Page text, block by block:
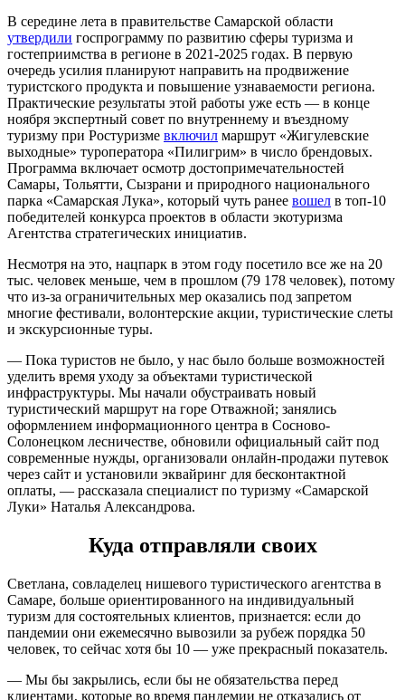
В середине лета в правительстве Самарской области
утвердили госпрограмму по развитию сферы туризма и
гостеприимства в регионе в 2021-2025 годах. В первую
очередь усилия планируют направить на продвижение
туристского продукта и повышение узнаваемости региона.
Практические результаты этой работы уже есть — в конце
ноября экспертный совет по внутреннему и въездному
туризму при Ростуризме включил маршрут «Жигулевские
выходные» туроператора «Пилигрим» в число брендовых.
Программа включает осмотр достопримечательностей
Самары, Тольятти, Сызрани и природного национального
парка «Самарская Лука», который чуть ранее вошел в топ-10
победителей конкурса проектов в области экотуризма
Агентства стратегических инициатив.
Несмотря на это, нацпарк в этом году посетило все же на 20
тыс. человек меньше, чем в прошлом (79 178 человек), потому
что из-за ограничительных мер оказались под запретом
многие фестивали, волонтерские акции, туристические слеты
и экскурсионные туры.
— Пока туристов не было, у нас было больше возможностей
уделить время уходу за объектами туристической
инфраструктуры. Мы начали обустраивать новый
туристический маршрут на горе Отважной; занялись
оформлением информационного центра в Сосново-
Солонецком лесничестве, обновили официальный сайт под
современные нужды, организовали онлайн-продажи путевок
через сайт и установили эквайринг для бесконтактной
оплаты, — рассказала специалист по туризму «Самарской
Луки» Наталья Александрова.
Куда отправляли своих
Светлана, совладелец нишевого туристического агентства в
Самаре, больше ориентированного на индивидуальный
туризм для состоятельных клиентов, признается: если до
пандемии они ежемесячно вывозили за рубеж порядка 50
человек, то сейчас хотя бы 10 — уже прекрасный показатель.
— Мы бы закрылись, если бы не обязательства перед
клиентами, которые во время пандемии не отказались от